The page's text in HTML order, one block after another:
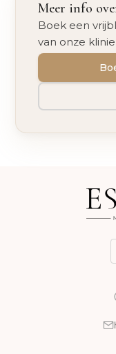
Meer info
Boek een
van onze